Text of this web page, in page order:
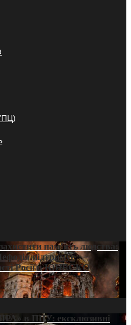
пам’ять людства:
підтримує
Росії в ЮНЕСКО
в ПЦУ: ексклюзивні